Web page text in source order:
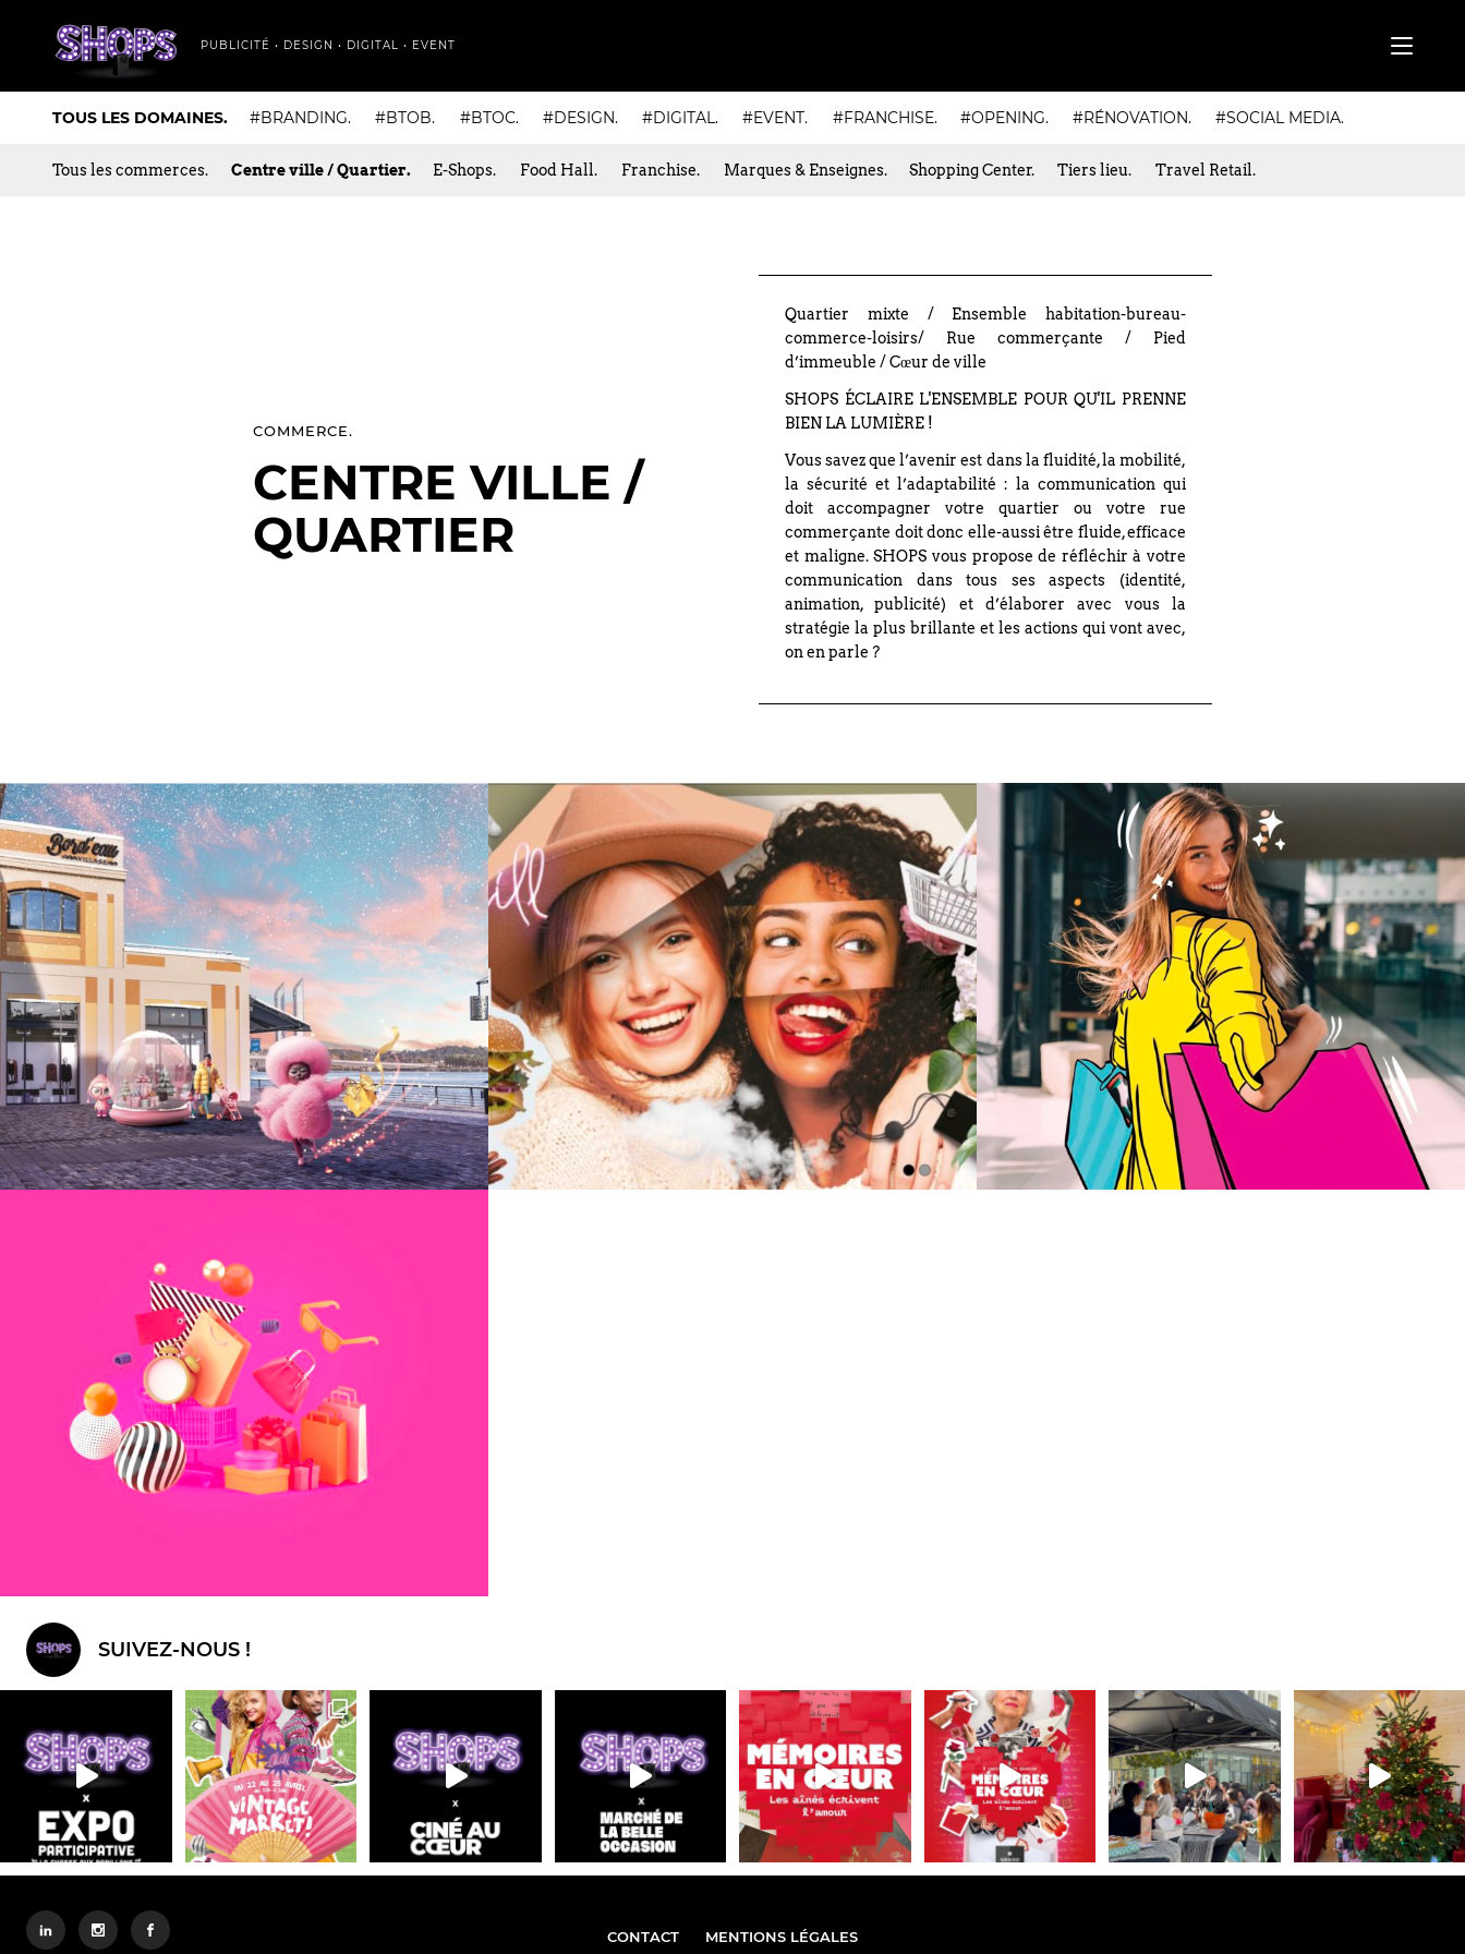
PUBLICITÉ • DESIGN • DIGITAL • EVENT
TOUS LES DOMAINES. #BRANDING. #BTOB. #BTOC. #DESIGN. #DIGITAL. #EVENT. #FRANCHISE. #OPENING. #RÉNOVATION. #SOCIAL MEDIA.
Tous les commerces. Centre ville / Quartier. E-Shops. Food Hall. Franchise. Marques & Enseignes. Shopping Center. Tiers lieu. Travel Retail.
COMMERCE.
CENTRE VILLE /
QUARTIER
Quartier mixte / Ensemble habitation-bureau-
commerce-loisirs/ Rue commerçante / Pied
d’immeuble / Cœur de ville
SHOPS ÉCLAIRE L'ENSEMBLE POUR QU'IL PRENNE
BIEN LA LUMIÈRE !
Vous savez que l’avenir est dans la fluidité, la mobilité,
la sécurité et l’adaptabilité : la communication qui
doit accompagner votre quartier ou votre rue
commerçante doit donc elle-aussi être fluide, efficace
et maligne. SHOPS vous propose de réfléchir à votre
communication dans tous ses aspects (identité,
animation, publicité) et d’élaborer avec vous la
stratégie la plus brillante et les actions qui vont avec,
on en parle ?
Centre ville / Quartier Shopping Center
BORD’EAU VILLAGE, C’EST TOUTE UNE
AMBIANCE
#btoc
Centre ville / Quartier Shopping Center
GRAND ANGLE
#btoc #digital
Centre ville / Quartier
CENTRE COMMERÇANT GINKO
#digital #event #social media
Centre ville / Quartier
QUARTIER NANTERRE COEUR
SUIVEZ-NOUS !
CONTACT MENTIONS LÉGALES